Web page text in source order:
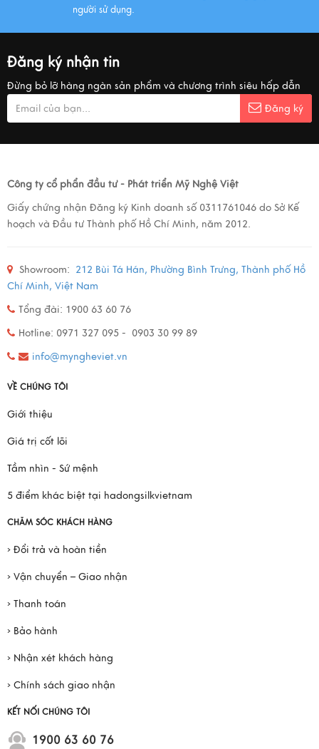
người sử dụng.
Đăng ký nhận tin
Đừng bỏ lỡ hàng ngàn sản phẩm và chương trình siêu hấp dẫn
Đăng ký
Công ty cổ phẩn đầu tư - Phát triển Mỹ Nghệ Việt
hoạch và Đầu tư Thành phố Hồ Chí Minh, năm 2012.
Showroom:212 Bùi Tá Hán, Phường Bình Trưng, Thành phố Hồ
Chí Minh, Việt Nam
Tổng đài: 1900 63 60 76